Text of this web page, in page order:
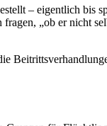
– eigentlich bis
„ob er nicht